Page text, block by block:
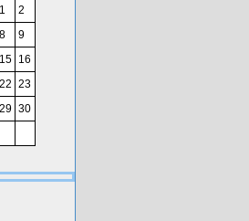
1
2
8
9
15
16
22 23
29 30